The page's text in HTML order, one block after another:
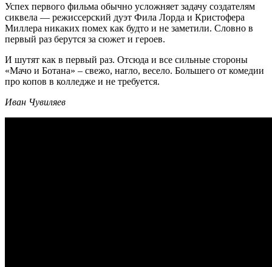
Успех первого фильма обычно усложняет задачу создателям
сиквела — режиссерский дуэт Фила Лорда и Кристофера
Миллера никаких помех как будто и не заметили. Словно в
первый раз берутся за сюжет и героев.
И шутят как в первый раз. Отсюда и все сильные стороны
«Мачо и Ботана» – свежо, нагло, весело. Большего от комедии
про копов в колледже и не требуется.
Иван Чувиляев